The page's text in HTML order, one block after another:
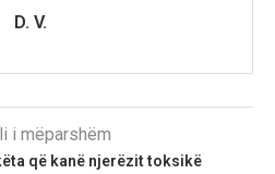
D. V.
i mëparshëm
që kanë njerëzit toksikë